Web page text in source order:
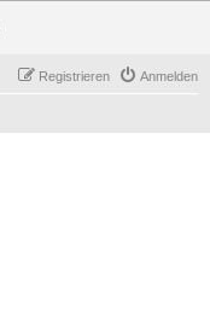
Anmelden
Registrieren